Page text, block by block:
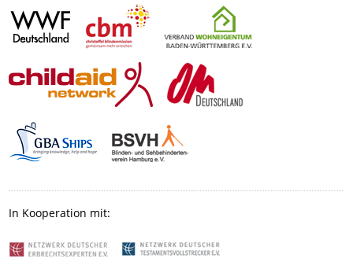
In Kooperation mit: